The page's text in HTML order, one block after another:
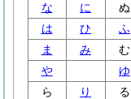
な
に ぬ
は
ひ ふ
ま
み む
や
ゆ
ら
り る